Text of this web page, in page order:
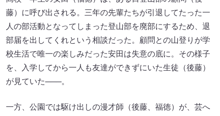
藤）に呼び出される。三年の先輩たちが引退してたった一
人の部活動となってしまった登山部を廃部にするため、退
部届を出してくれという相談だった。顧問との山登りが学
校生活で唯一の楽しみだった安田は失意の底に。その様子
を、入学してから一人も友達ができずにいた生徒（後藤）
が見ていた───。
一方、公園では駆け出しの漫才師（後藤、福徳）が、芸へ